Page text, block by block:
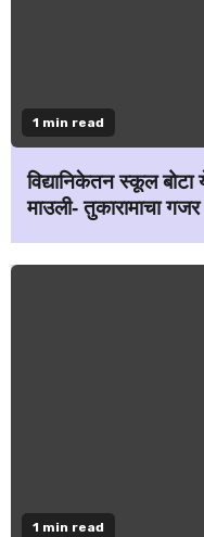
1 min read
विद्यानिकेतन स्कूल बोटा
माउली- तुकारामाचा गजर
1 min read